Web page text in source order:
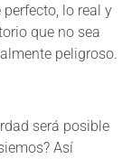
lo real y
que no sea
peligroso.
será posible
Así